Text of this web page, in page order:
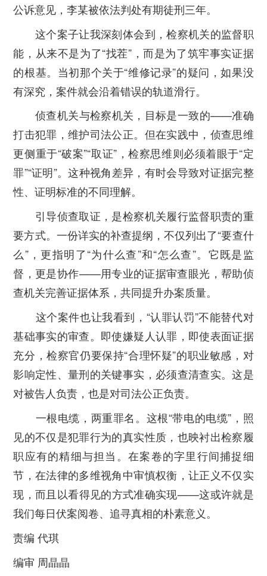
公诉意见，李某被依法判处有期徒刑三年。
这个案子让我深刻体会到，检察机关的监督职
能，从来不是为了“找茬”，而是为了筑牢事实证据
的根基。当初那个关于“维修记录”的疑问，如果没
有深究，案件就会沿着错误的轨道滑行。
侦查机关与检察机关，目标是一致的——准确
打击犯罪，维护司法公正。但在实践中，侦查思维
更侧重于“破案”“取证”，检察思维则必须着眼于“定
罪”“证明”。这种视角差异，有时会导致对证据完整
性、证明标准的不同理解。
引导侦查取证，是检察机关履行监督职责的重
要方式。一份详实的补查提纲，不仅列出了“要查什
么”，更指明了“为什么查”和“怎么查”。它既是监
督，更是协作——用专业的证据审查眼光，帮助侦
查机关完善证据体系，共同提升办案质量。
这个案件也让我看到，“认罪认罚”不能替代对
基础事实的审查。即使嫌疑人认罪，即使表面证据
充分，检察官仍要保持“合理怀疑”的职业敏感，对
影响定性、量刑的关键事实，必须查清查实。这是
对被告人负责，也是对司法公正负责。
一根电缆，两重罪名。这根“带电的电缆”，照
见的不仅是犯罪行为的真实性质，也映衬出检察履
职应有的精细与担当。在案卷的字里行间捕捉细
节，在法律的多维视角中审慎权衡，让正义不仅实
现，而且以看得见的方式准确实现——这或许就是
我们每日伏案阅卷、追寻真相的朴素意义。
责编 代琪
编审 周晶晶